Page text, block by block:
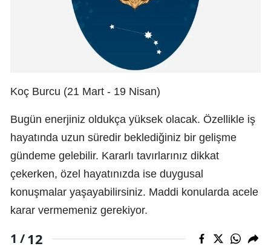
Koç Burcu (21 Mart - 19 Nisan)
Bugün enerjiniz oldukça yüksek olacak. Özellikle iş
hayatında uzun süredir beklediğiniz bir gelişme
gündeme gelebilir. Kararlı tavırlarınız dikkat
çekerken, özel hayatınızda ise duygusal
konuşmalar yaşayabilirsiniz. Maddi konularda acele
karar vermemeniz gerekiyor.
1 /12